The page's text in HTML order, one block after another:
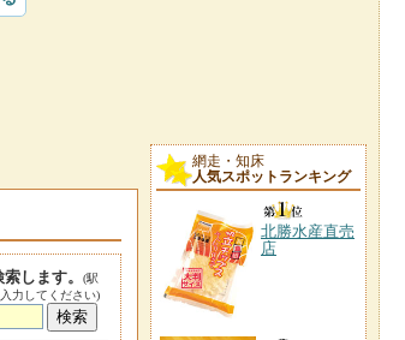
します。
(駅
力してください)
網走・知床
人気スポットランキング
北勝水産直売
店